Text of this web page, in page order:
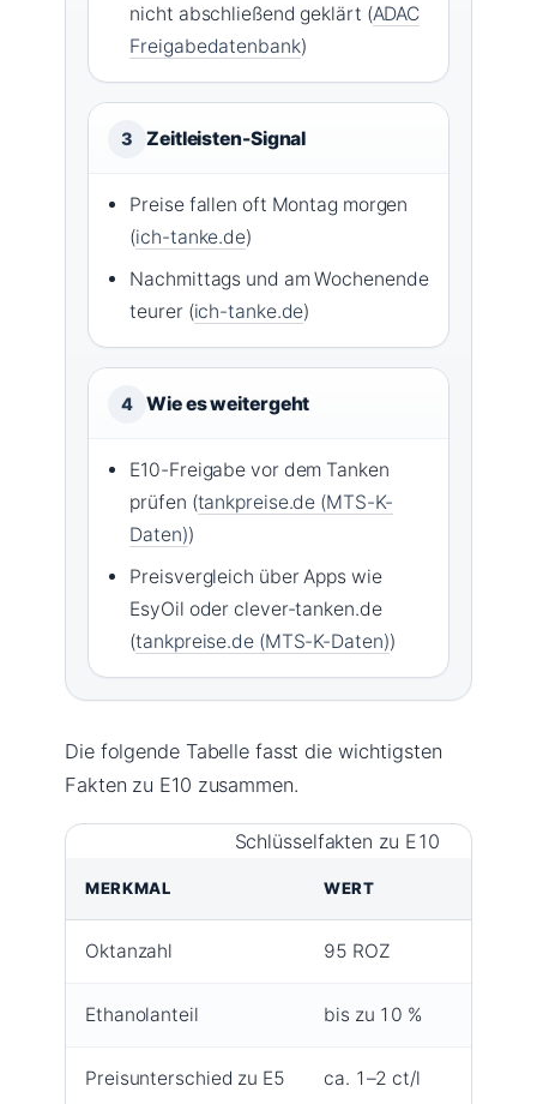
nicht abschließend geklärt (ADAC
Freigabedatenbank)
3 Zeitleisten-Signal
Preise fallen oft Montag morgen
(ich-tanke.de)
Nachmittags und am Wochenende
teurer (ich-tanke.de)
4 Wie es weitergeht
E10-Freigabe vor dem Tanken
prüfen (tankpreise.de (MTS-K-
Daten))
Preisvergleich über Apps wie
EsyOil oder clever-tanken.de
(tankpreise.de (MTS-K-Daten))
Die folgende Tabelle fasst die wichtigsten
Fakten zu E10 zusammen.
Schlüsselfakten zu E10
MERKMAL WERT
Oktanzahl 95 ROZ
Ethanolanteil bis zu 10 %
Preisunterschied zu E5 ca. 1–2 ct/l